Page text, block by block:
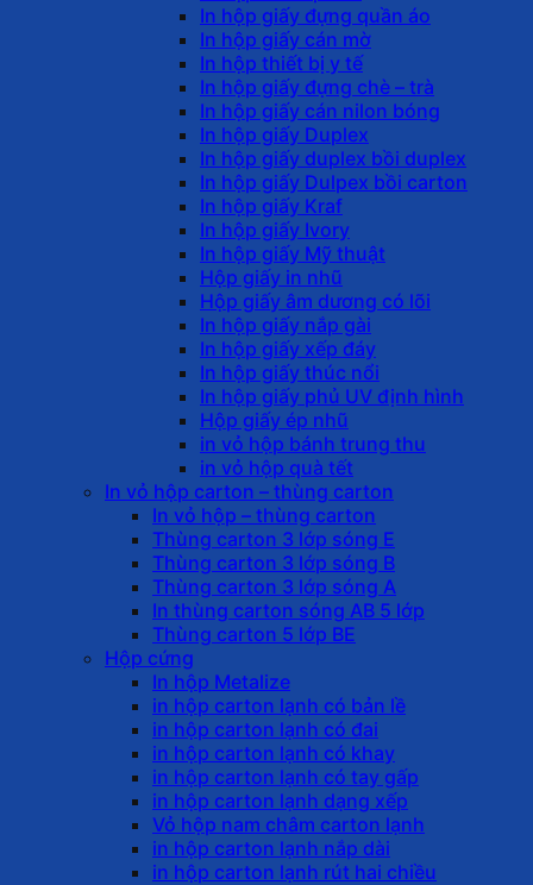
In hộp giấy đựng quần áo
In hộp giấy cán mờ
In hộp thiết bị y tế
In hộp giấy đựng chè – trà
In hộp giấy cán nilon bóng
In hộp giấy Duplex
In hộp giấy duplex bồi duplex
In hộp giấy Dulpex bồi carton
In hộp giấy Kraf
In hộp giấy Ivory
In hộp giấy Mỹ thuật
Hộp giấy in nhũ
Hộp giấy âm dương có lõi
In hộp giấy nắp gài
In hộp giấy xếp đáy
In hộp giấy thúc nổi
In hộp giấy phủ UV định hình
Hộp giấy ép nhũ
in vỏ hộp bánh trung thu
in vỏ hộp quà tết
In vỏ hộp carton – thùng carton
In vỏ hộp – thùng carton
Thùng carton 3 lớp sóng E
Thùng carton 3 lớp sóng B
Thùng carton 3 lớp sóng A
In thùng carton sóng AB 5 lớp
Thùng carton 5 lớp BE
Hộp cứng
In hộp Metalize
in hộp carton lạnh có bản lề
in hộp carton lạnh có đai
in hộp carton lạnh có khay
in hộp carton lạnh có tay gấp
in hộp carton lạnh dạng xếp
Vỏ hộp nam châm carton lạnh
in hộp carton lạnh nắp dài
in hộp carton lạnh rút hai chiều